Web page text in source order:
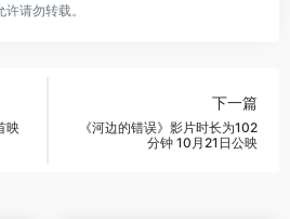
请勿转载。
映
下一篇
《河边的错误》影片时长为102
分钟 10月21日公映